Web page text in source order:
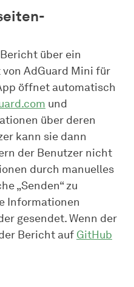
über ein
AdGuard Mini für
öffnet automatisch
und
über deren
kann sie dann
der Benutzer nicht
durch manuelles
„Senden“ zu
Informationen
gesendet. Wenn der
Bericht auf GitHub